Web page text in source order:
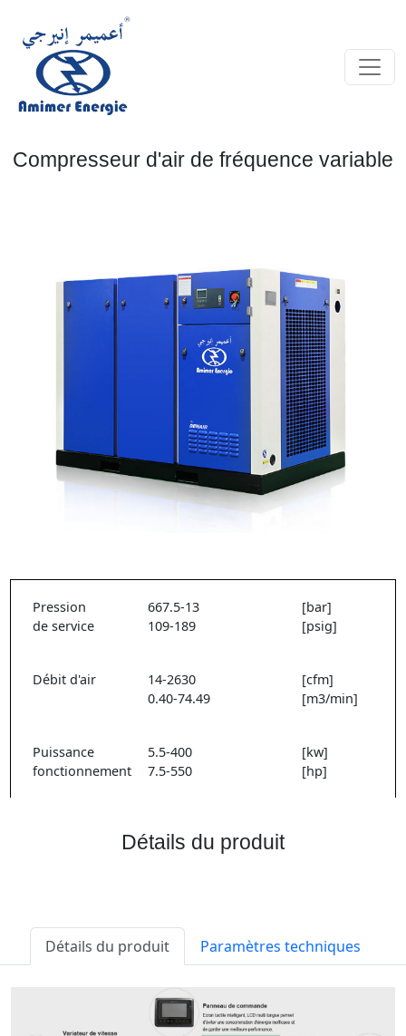
Compresseur d'air de fréquence variable
Pression
de service
667.5-13
109-189
[bar]
[psig]
Débit d'air
14-2630
0.40-74.49
[cfm]
[m3/min]
Puissance
fonctionnement
5.5-400
7.5-550
[kw]
[hp]
Détails du produit
Détails du produit Paramètres techniques